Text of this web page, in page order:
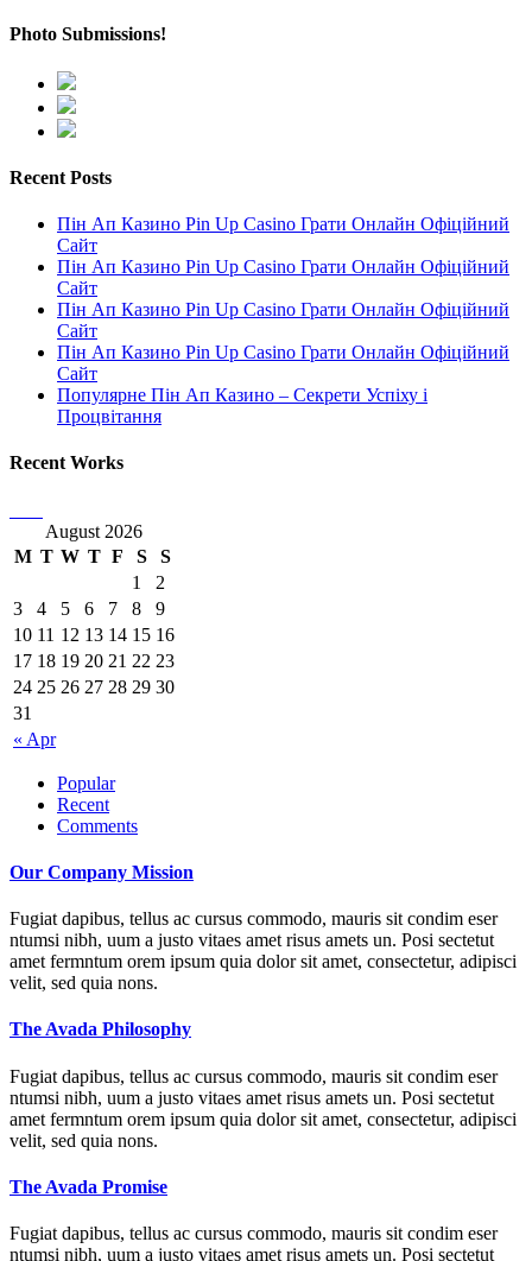
Photo Submissions!
Recent Posts
Пін Ап Казино Pin Up Casino Грати Онлайн Офіційний
Сайт
Пін Ап Казино Pin Up Casino Грати Онлайн Офіційний
Сайт
Пін Ап Казино Pin Up Casino Грати Онлайн Офіційний
Сайт
Пін Ап Казино Pin Up Casino Грати Онлайн Офіційний
Сайт
Популярне Пін Ап Казино – Секрети Успіху і
Процвітання
Recent Works
August 2026
M T W T F S S
« Apr
1
2
3
4 5 6 7 8
9
10 11 12 13 14 15 16
17 18 19 20 21 22 23
24 25 26 27 28 29 30
31
Popular
Recent
Comments
Our Company Mission
Fugiat dapibus, tellus ac cursus commodo, mauris sit condim eser
ntumsi nibh, uum a justo vitaes amet risus amets un. Posi sectetut
amet fermntum orem ipsum quia dolor sit amet, consectetur, adipisci
velit, sed quia nons.
The Avada Philosophy
Fugiat dapibus, tellus ac cursus commodo, mauris sit condim eser
ntumsi nibh, uum a justo vitaes amet risus amets un. Posi sectetut
amet fermntum orem ipsum quia dolor sit amet, consectetur, adipisci
velit, sed quia nons.
The Avada Promise
Fugiat dapibus, tellus ac cursus commodo, mauris sit condim eser
ntumsi nibh, uum a justo vitaes amet risus amets un. Posi sectetut